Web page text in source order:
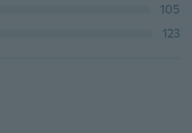
105
123